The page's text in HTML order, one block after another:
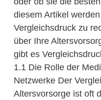
diesem Artikel
Vergleichsdruck zu
über Ihre
gibt es
1.1 Die Rolle der
Netzwerke Der
Altersvorsorge ist oft